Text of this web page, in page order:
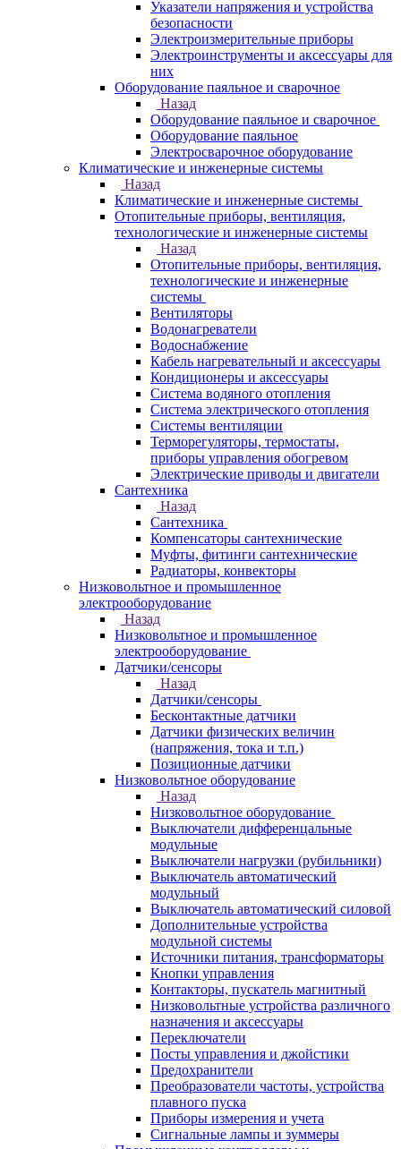
Указатели напряжения и устройства
безопасности
Электроизмерительные приборы
Электроинструменты и аксессуары для
них
Оборудование паяльное и сварочное
Назад
Оборудование паяльное и сварочное
Оборудование паяльное
Электросварочное оборудование
Климатические и инженерные системы
Назад
Климатические и инженерные системы
Отопительные приборы, вентиляция,
технологические и инженерные системы
Назад
Отопительные приборы, вентиляция,
технологические и инженерные
системы
Вентиляторы
Водонагреватели
Водоснабжение
Кабель нагревательный и аксессуары
Кондиционеры и аксессуары
Система водяного отопления
Система электрического отопления
Системы вентиляции
Терморегуляторы, термостаты,
приборы управления обогревом
Электрические приводы и двигатели
Сантехника
Назад
Сантехника
Компенсаторы сантехнические
Муфты, фитинги сантехнические
Радиаторы, конвекторы
Низковольтное и промышленное
электрооборудование
Назад
Низковольтное и промышленное
электрооборудование
Датчики/сенсоры
Назад
Датчики/сенсоры
Бесконтактные датчики
Датчики физических величин
(напряжения, тока и т.п.)
Позиционные датчики
Низковольтное оборудование
Назад
Низковольтное оборудование
Выключатели дифференцальные
модульные
Выключатели нагрузки (рубильники)
Выключатель автоматический
модульный
Выключатель автоматический силовой
Дополнительные устройства
модульной системы
Источники питания, трансформаторы
Кнопки управления
Контакторы, пускатель магнитный
Низковольтные устройства различного
назначения и аксессуары
Переключатели
Посты управления и джойстики
Предохранители
Преобразователи частоты, устройства
плавного пуска
Приборы измерения и учета
Сигнальные лампы и зуммеры